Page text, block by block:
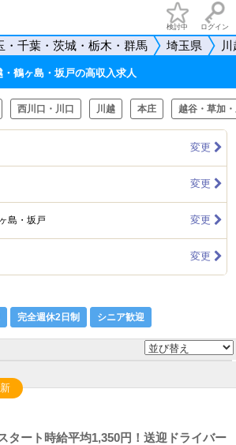
検討中 ログイン
・千葉・茨城・栃木・群馬 埼玉県
・鶴ヶ島・坂戸の高収入求人
西川口・川口 川越 本庄 越谷・草加
変更
変更
島・坂戸 変更
変更
完全週休2日制 シニア歓迎
タート時給平均1,350円！送迎ドライバー